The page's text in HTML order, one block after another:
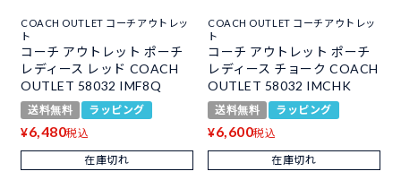
COACH OUTLET コーチアウトレッ
ト
コーチ アウトレット ポーチ
レディース レッド COACH
OUTLET 58032 IMF8Q
送料無料 ラッピング
¥6,480税込
在庫切れ
COACH OUTLET コーチアウトレッ
ト
コーチ アウトレット ポーチ
レディース チョーク COACH
OUTLET 58032 IMCHK
送料無料 ラッピング
¥6,600税込
在庫切れ